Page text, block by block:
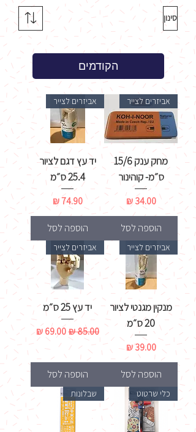
סינון
הקודמים
אביזרים לצייר
מחק ענק 15/6
ס״מ- קוהינור
מחיר‏34.00 ‏₪
הוספה לסל
אביזרים לצייר
יד עץ דגם לציור
25.4 ס״מ
מחיר‏74.90 ‏₪
הוספה לסל
אביזרים לצייר
מנקין מגנטי לציור
20 ס״מ
מחיר‏39.00 ‏₪
הוספה לסל
אביזרים לצייר
יד עץ 25 ס״מ
מחיר רגיל‏85.00 ‏₪ מחיר מבצע‏69.00 ‏₪
הוספה לסל
כלי שרטוט שבלונות